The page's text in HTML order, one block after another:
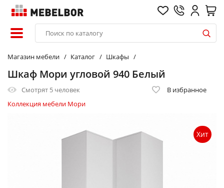
Магазин мебели Каталог Шкафы
Шкаф Мори угловой 940 Белый
Смотрят 5 человек
В избранное
Коллекция мебели Мори
Хит